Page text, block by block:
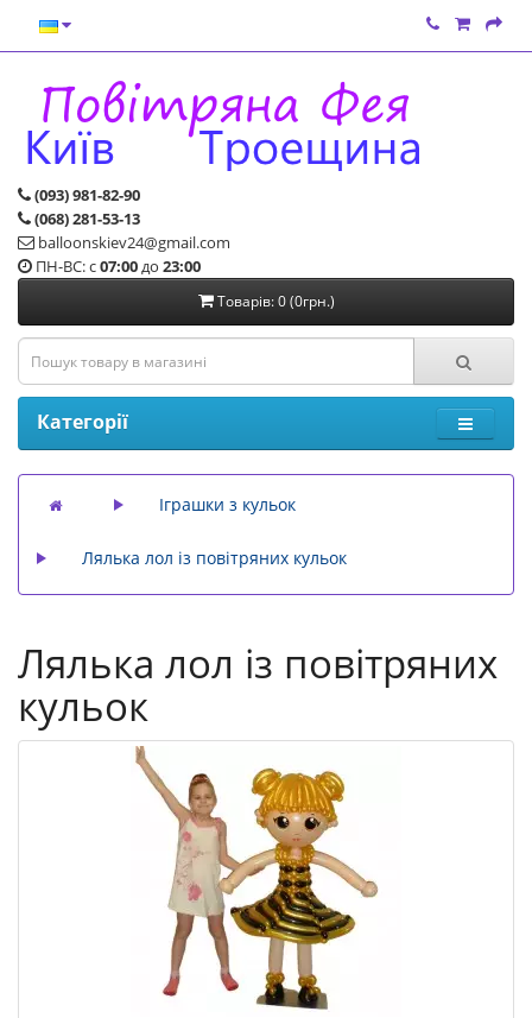
(093) 981-82-90
(068) 281-53-13
balloonskiev24@gmail.com
ПН-ВС: с07:00до 23:00
Товарів: 0 (0грн.)
Категорії
Іграшки з кульок
Лялька лол із повітряних кульок
Лялька лол із повітряних
кульок